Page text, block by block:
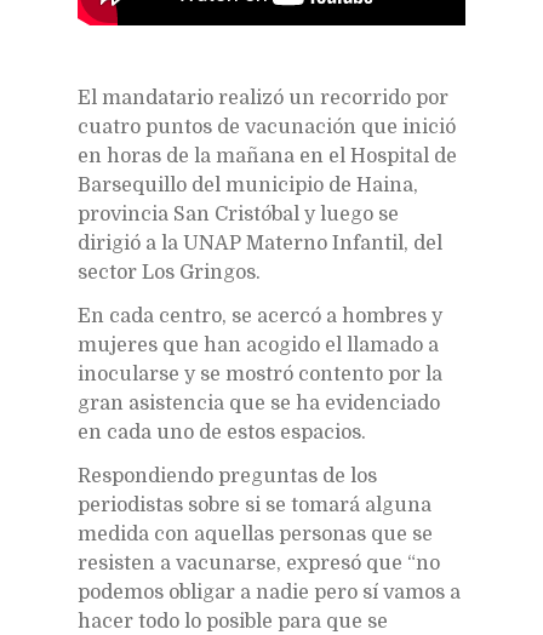
El mandatario realizó un recorrido por
cuatro puntos de vacunación que inició
en horas de la mañana en el Hospital de
Barsequillo del municipio de Haina,
provincia San Cristóbal y luego se
dirigió a la UNAP Materno Infantil, del
sector Los Gringos.
En cada centro, se acercó a hombres y
mujeres que han acogido el llamado a
inocularse y se mostró contento por la
gran asistencia que se ha evidenciado
en cada uno de estos espacios.
Respondiendo preguntas de los
periodistas sobre si se tomará alguna
medida con aquellas personas que se
resisten a vacunarse, expresó que “no
podemos obligar a nadie pero sí vamos a
hacer todo lo posible para que se